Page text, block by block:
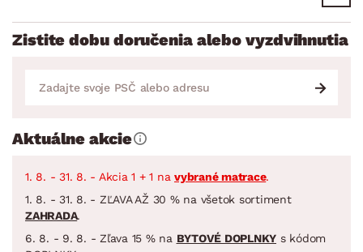
Zistite dobu doručenia alebo vyzdvihnutia
Aktuálne akcie
1. 8. - 31. 8. - Akcia 1 + 1 na vybrané matrace.
1. 8. - 31. 8. - ZĽAVA AŽ 30 % na všetok sortiment
ZAHRADA.
6. 8. - 9. 8. - Zľava 15 % na BYTOVÉ DOPLNKY s kódom